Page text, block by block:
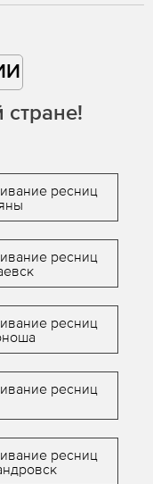
стране!
ресниц
ресниц
ресниц
ресниц
ресниц